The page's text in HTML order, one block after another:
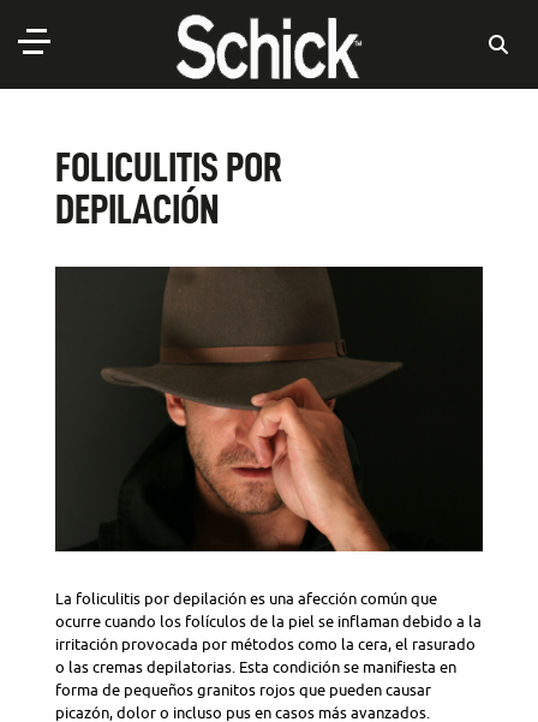
FOLICULITIS POR
DEPILACIÓN
La foliculitis por depilación es una afección común que
ocurre cuando los folículos de la piel se inflaman debido a la
irritación provocada por métodos como la cera, el rasurado
o las cremas depilatorias. Esta condición se manifiesta en
forma de pequeños granitos rojos que pueden causar
picazón, dolor o incluso pus en casos más avanzados.